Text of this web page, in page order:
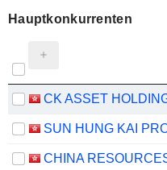
Hauptkonkurrenten